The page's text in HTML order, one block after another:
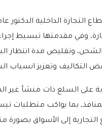
التجارة الداخلية الدكتور
وفي مقدمتها تبسيط
وتقليص مدة انتظار
التكاليف وتعزيز انسياب
على السلع ذات منشأ غير
بما يواكب متطلبات
إلى الأسواق بصورة